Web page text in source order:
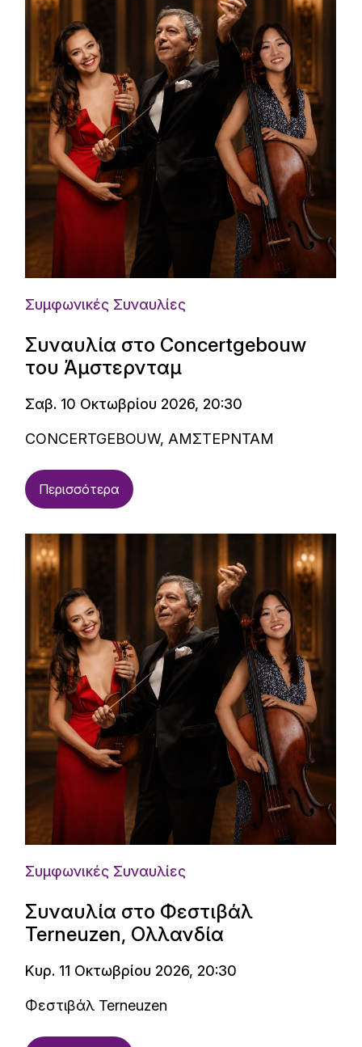
Συμφωνικές Συναυλίες
Συναυλία στο Concertgebouw
του Άμστερνταμ
Σαβ. 10 Οκτωβρίου 2026, 20:30
CONCERTGEBOUW, ΑΜΣΤΕΡΝΤΑΜ
Περισσότερα
Συμφωνικές Συναυλίες
Συναυλία στο Φεστιβάλ
Terneuzen, Ολλανδία
Κυρ. 11 Οκτωβρίου 2026, 20:30
Φεστιβάλ Terneuzen